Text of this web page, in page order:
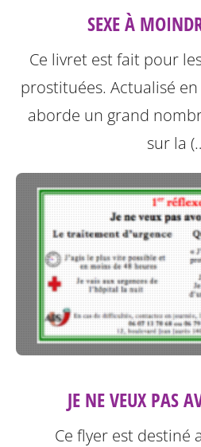
SEXE À
Ce livret est fait pour
prostituées. Actualisé
aborde un grand
sur la
JE NE VEUX PAS
Ce flyer est destiné